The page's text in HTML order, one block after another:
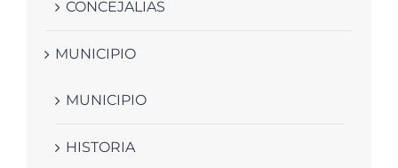
CONCEJALIAS
MUNICIPIO
MUNICIPIO
HISTORIA